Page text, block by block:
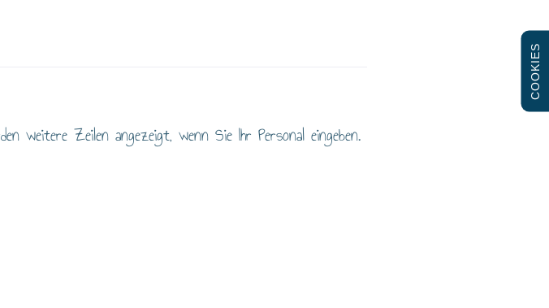
weitere Zeilen angezeigt, wenn Sie Ihr Personal eingeben.
COOKIES